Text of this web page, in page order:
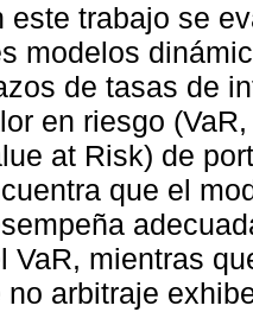
este trabajo se
modelos
de tasas de
en riesgo
at Risk) de
que el
VaR, mientras
no arbitraje